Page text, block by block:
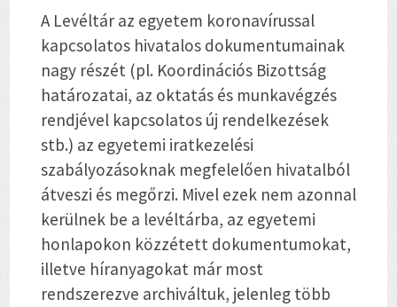
A Levéltár az egyetem koronavírussal
kapcsolatos hivatalos dokumentumainak
nagy részét (pl. Koordinációs Bizottság
határozatai, az oktatás és munkavégzés
rendjével kapcsolatos új rendelkezések
stb.) az egyetemi iratkezelési
szabályozásoknak megfelelően hivatalból
átveszi és megőrzi. Mivel ezek nem azonnal
kerülnek be a levéltárba, az egyetemi
honlapokon közzétett dokumentumokat,
illetve híranyagokat már most
rendszerezve archiváltuk, jelenleg több